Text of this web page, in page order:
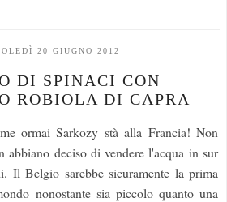
20 GIUGNO 2012
DI SPINACI CON
ROBIOLA DI CAPRA
ormai Sarkozy stà alla Francia! Non
abbiano deciso di vendere l'acqua in sur
Il Belgio sarebbe sicuramente la prima
nonostante sia piccolo quanto una